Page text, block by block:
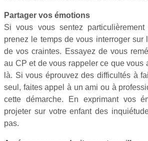
Partager vos émotions
Si vous vous sentez
prenez le temps de vous interroger
de vos craintes. Essayez de vous
au CP et de vous rappeler ce que vous
là. Si vous éprouvez des difficultés à
seul, faites appel à un ami ou à
cette démarche. En exprimant vos
projeter sur votre enfant des
pas.